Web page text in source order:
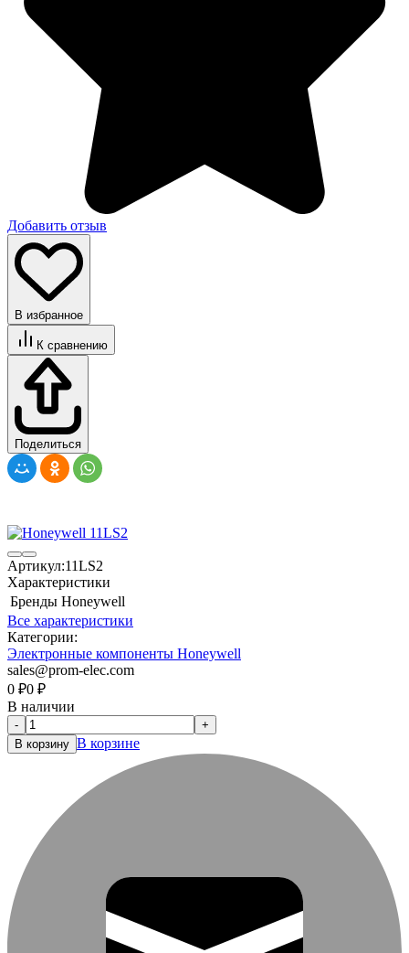
Добавить отзыв
В избранное
К сравнению
Поделиться
Артикул:11LS2
Характеристики
Бренды Honeywell
Все характеристики
Категории:
Электронные компоненты Honeywell
sales@prom-elec.com
0 ₽0 ₽
В наличии
-
+
В корзину В корзине